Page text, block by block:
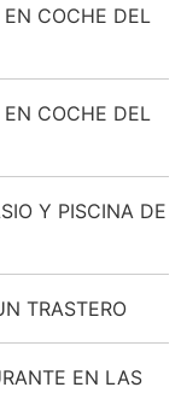
COCHE DEL
COCHE DEL
Y PISCINA DE
TRASTERO
EN LAS